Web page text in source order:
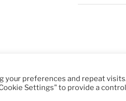
your preferences and repeat
Settings" to provide a